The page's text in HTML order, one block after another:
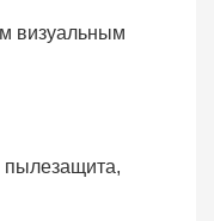
визуальным
пылезащита,